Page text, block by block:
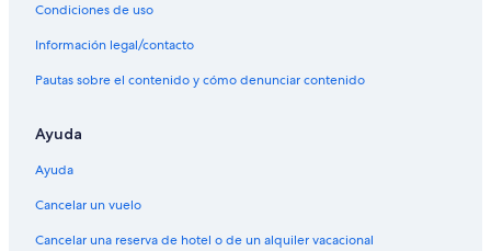
Condiciones de uso
Información legal/contacto
Pautas sobre el contenido y cómo denunciar contenido
Ayuda
Ayuda
Cancelar un vuelo
Cancelar una reserva de hotel o de un alquiler vacacional